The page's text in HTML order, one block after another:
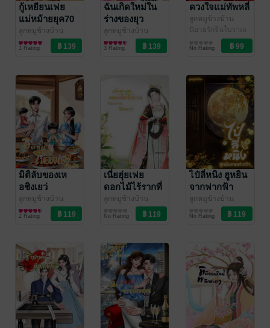
กู้เหยียนเฟย
แม่หม้ายยุค70
ลูกหมูข้างบ้าน
นิยายรักจีนโบราณ
1 Rating
ฉันเกิดใหม่ใน
ร่างของยุว
ปัญญาชน
ปี1970
ลูกหมูข้างบ้าน
นิยายรักจีนโบราณ
3 Rating
ดวงใจแม่ทัพหลี่
ลูกหมูข้างบ้าน
นิยายรักจีนโบราณ
No Rating
มิติลับของเห
อชิงเยว่
ลูกหมูข้างบ้าน
นิยายรักจีนโบราณ
2 Rating
เนี่ยฮุ่ยเฟย
ดอกไม้ไร้รากที่
เบ่งบานอีกครา
ลูกหมูข้างบ้าน
นิยายรักจีนโบราณ
No Rating
ไป๋ลี่หนิง ฮูหยิน
จากฟากฟ้า
ลูกหมูข้างบ้าน
นิยายรักจีนโบราณ
No Rating